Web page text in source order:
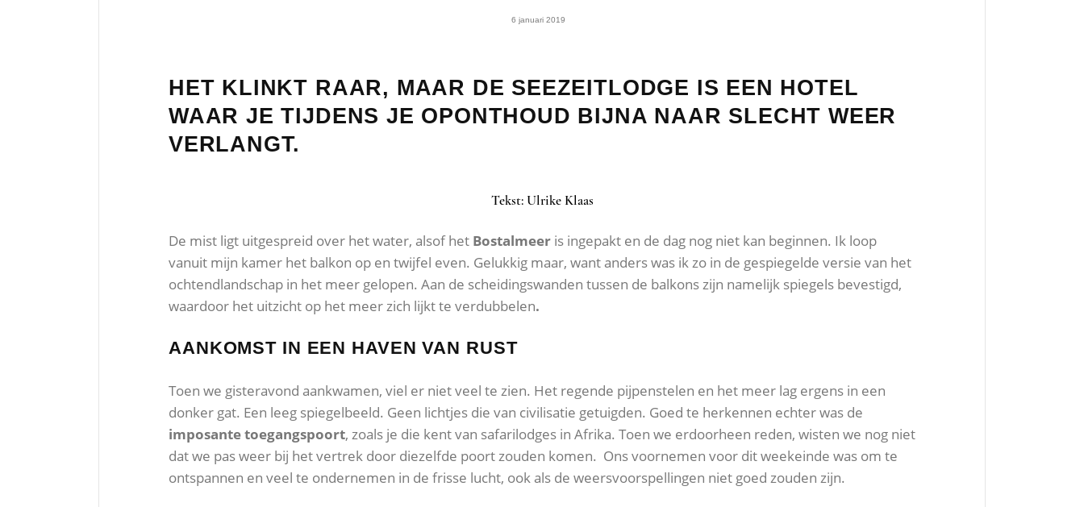
6 januari 2019
HET KLINKT RAAR, MAAR DE SEEZEITLODGE IS EEN HOTEL
WAAR JE TIJDENS JE OPONTHOUD BIJNA NAAR SLECHT WEER
VERLANGT.
Tekst: Ulrike Klaas
De mist ligt uitgespreid over het water, alsof het Bostalmeer is ingepakt en de dag nog niet kan beginnen. Ik loop
vanuit mijn kamer het balkon op en twijfel even. Gelukkig maar, want anders was ik zo in de gespiegelde versie van het
ochtendlandschap in het meer gelopen. Aan de scheidingswanden tussen de balkons zijn namelijk spiegels bevestigd,
waardoor het uitzicht op het meer zich lijkt te verdubbelen.
AANKOMST IN EEN HAVEN VAN RUST
Toen we gisteravond aankwamen, viel er niet veel te zien. Het regende pijpenstelen en het meer lag ergens in een
donker gat. Een leeg spiegelbeeld. Geen lichtjes die van civilisatie getuigden. Goed te herkennen echter was de
imposante toegangspoort, zoals je die kent van safarilodges in Afrika. Toen we erdoorheen reden, wisten we nog niet
dat we pas weer bij het vertrek door diezelfde poort zouden komen. Ons voornemen voor dit weekeinde was om te
ontspannen en veel te ondernemen in de frisse lucht, ook als de weersvoorspellingen niet goed zouden zijn.